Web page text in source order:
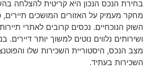
בחירת הנכס הנכון היא קריטית להצלחה
מחקר מעמיק על האזורים המושכים תיירים,
השוק הנוכחיים. נכסים קרובים לאתרי
ושירותים נלווים נוטים למשוך יותר
מצב הנכס, היסטוריית השכירות שלו
השכירות בעתיד.